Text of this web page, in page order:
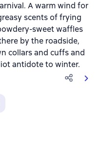
A warm wind for
scents of frying
sweet waffles
by the roadside,
collars and cuffs and
antidote to winter.
на основе 312 оценок